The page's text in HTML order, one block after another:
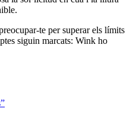
te per superar els límits
siguin marcats: Wink ho